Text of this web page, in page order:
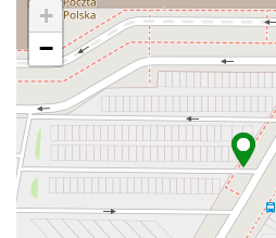
+
−